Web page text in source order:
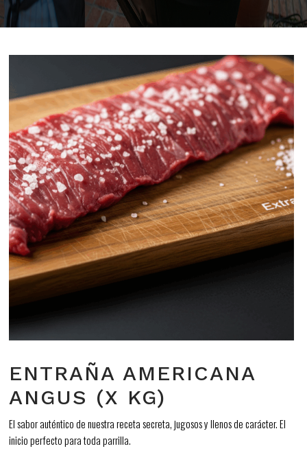
ENTRAÑA AMERICANA
ANGUS (X KG)
El sabor auténtico de nuestra receta secreta, jugosos y llenos de carácter. El
inicio perfecto para toda parrilla.